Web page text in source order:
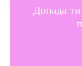
Допада